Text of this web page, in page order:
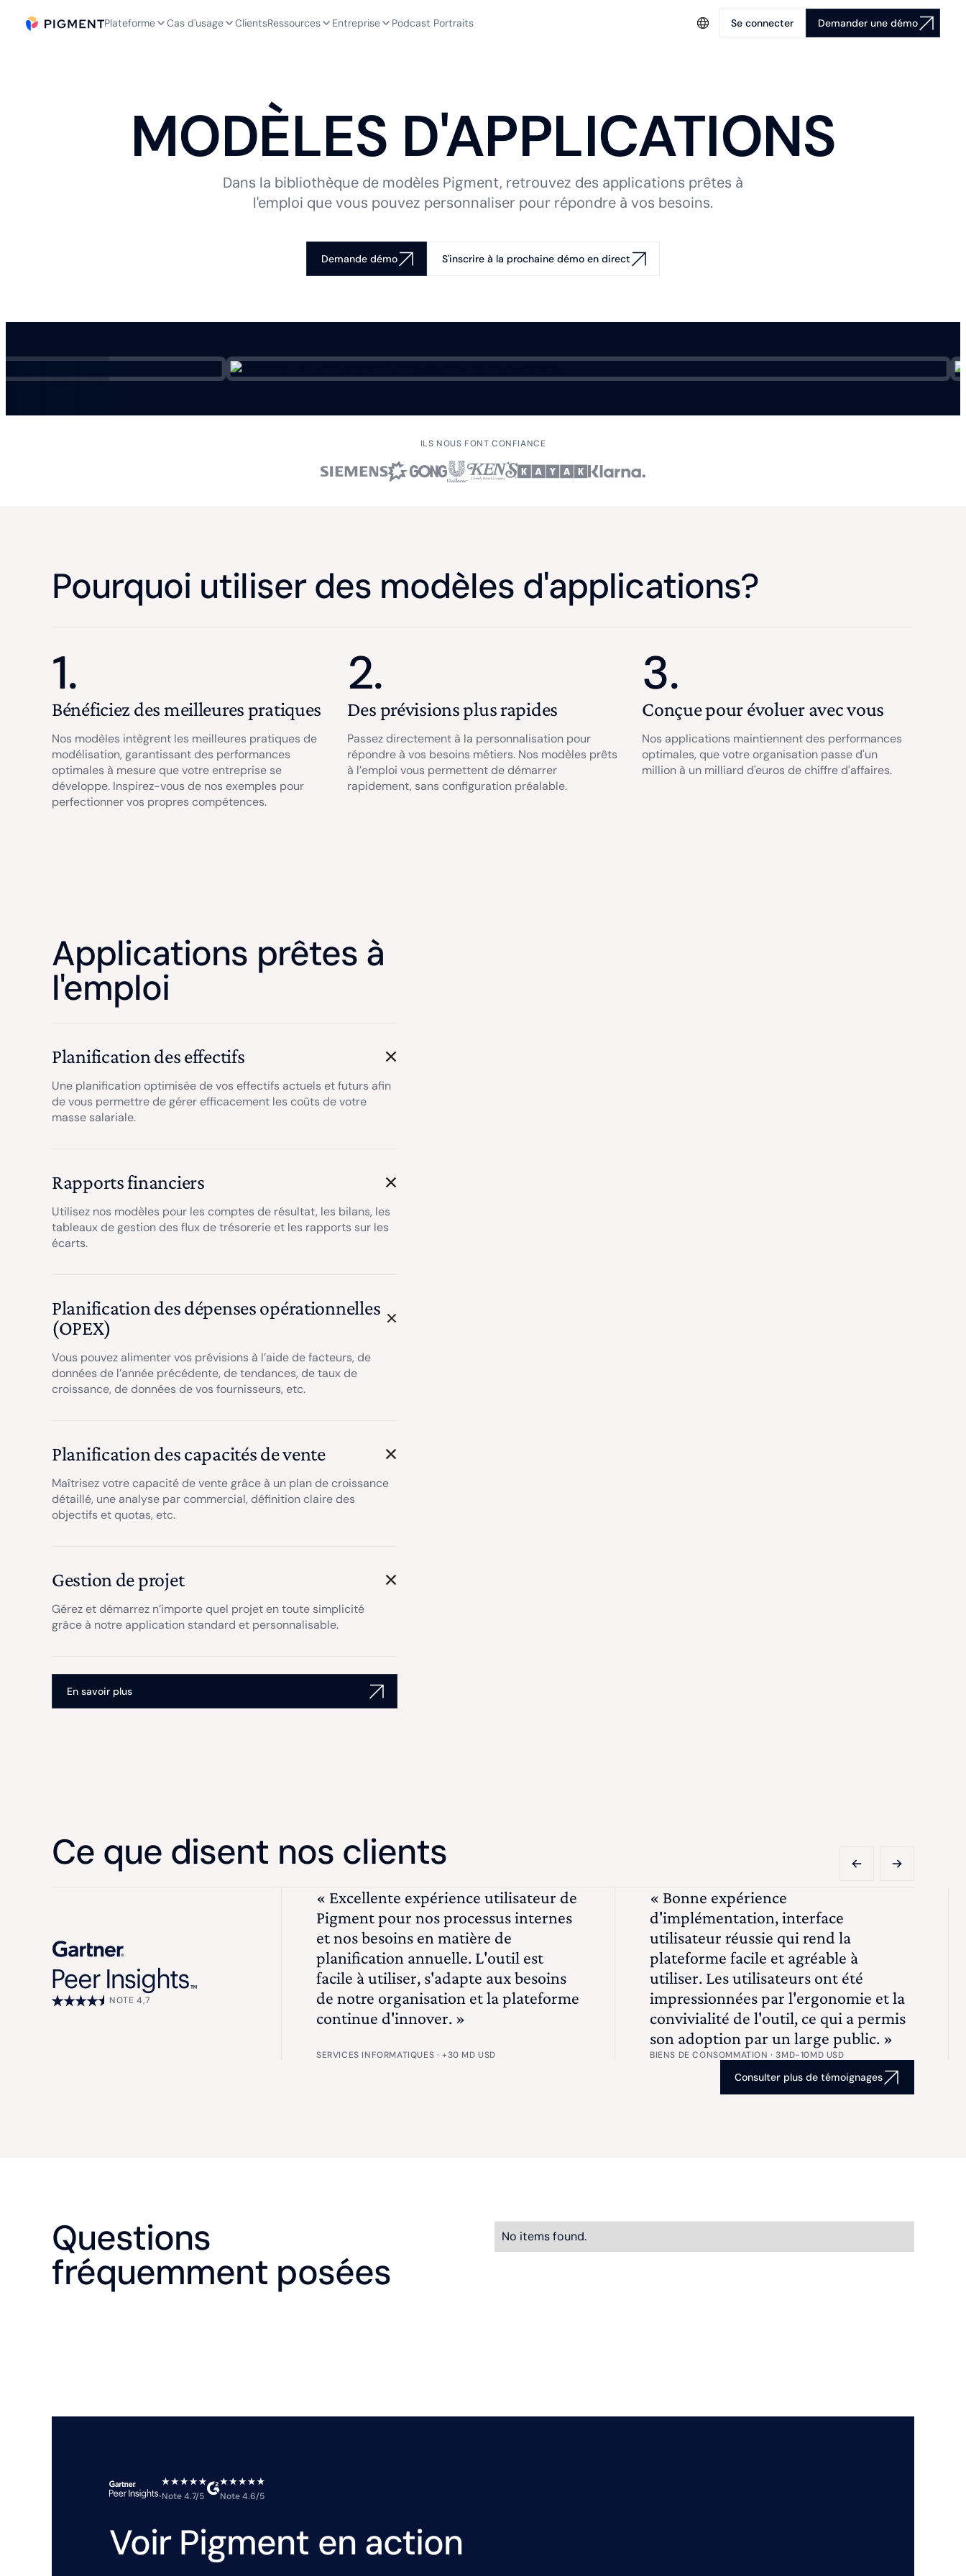
Plateforme Cas d'usage ClientsRessources Entreprise Podcast Portraits Se connecter Demander une démo
MODÈLES D'APPLICATIONS
Dans la bibliothèque de modèles Pigment, retrouvez des applications prêtes à
l'emploi que vous pouvez personnaliser pour répondre à vos besoins.
Demande démo S'inscrire à la prochaine démo en direct
ILS NOUS FONT CONFIANCE
Pourquoi utiliser des modèles d'applications?
1.
Bénéficiez des meilleures pratiques
Nos modèles intègrent les meilleures pratiques de
modélisation, garantissant des performances
optimales à mesure que votre entreprise se
développe. Inspirez-vous de nos exemples pour
perfectionner vos propres compétences.
2.
Des prévisions plus rapides
Passez directement à la personnalisation pour
répondre à vos besoins métiers. Nos modèles prêts
à l’emploi vous permettent de démarrer
rapidement, sans configuration préalable.
3.
Conçue pour évoluer avec vous
Nos applications maintiennent des performances
optimales, que votre organisation passe d'un
million à un milliard d'euros de chiffre d'affaires.
Applications prêtes à
l'emploi
Planification des effectifs
Une planification optimisée de vos effectifs actuels et futurs afin
de vous permettre de gérer efficacement les coûts de votre
masse salariale.
Rapports financiers
Utilisez nos modèles pour les comptes de résultat, les bilans, les
tableaux de gestion des flux de trésorerie et les rapports sur les
écarts.
Planification des dépenses opérationnelles
(OPEX)
Vous pouvez alimenter vos prévisions à l’aide de facteurs, de
données de l’année précédente, de tendances, de taux de
croissance, de données de vos fournisseurs, etc.
Planification des capacités de vente
Maîtrisez votre capacité de vente grâce à un plan de croissance
détaillé, une analyse par commercial, définition claire des
objectifs et quotas, etc.
Gestion de projet
Gérez et démarrez n’importe quel projet en toute simplicité
grâce à notre application standard et personnalisable.
En savoir plus
Ce que disent nos clients
NOTE 4,7
« Excellente expérience utilisateur de
Pigment pour nos processus internes
et nos besoins en matière de
planification annuelle. L'outil est
facile à utiliser, s'adapte aux besoins
de notre organisation et la plateforme
continue d'innover. »
SERVICES INFORMATIQUES · +30 MD USD
« Bonne expérience
d'implémentation, interface
utilisateur réussie qui rend la
plateforme facile et agréable à
utiliser. Les utilisateurs ont été
impressionnées par l'ergonomie et la
convivialité de l'outil, ce qui a permis
son adoption par un large public. »
BIENS DE CONSOMMATION · 3MD-10MD USD
Consulter plus de témoignages
Questions
fréquemment posées
No items found.
Note 4.7/5 Note 4.6/5
Voir Pigment en action